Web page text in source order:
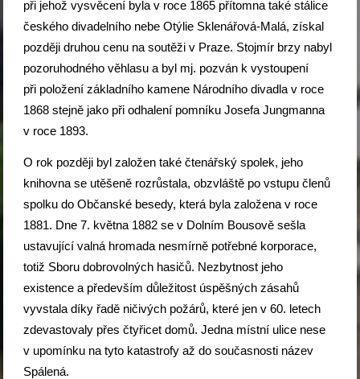
při jehož vysvěcení byla v roce 1865 přítomna také stálice
českého divadelního nebe Otýlie Sklenářová-Malá, získal
později druhou cenu na soutěži v Praze. Stojmír brzy nabyl
pozoruhodného věhlasu a byl mj. pozván k vystoupení
při položení základního kamene Národního divadla v roce
1868 stejně jako při odhalení pomníku Josefa Jungmanna
v roce 1893.
O rok později byl založen také čtenářský spolek, jeho
knihovna se utěšeně rozrůstala, obzvláště po vstupu členů
spolku do Občanské besedy, která byla založena v roce
1881. Dne 7. května 1882 se v Dolním Bousově sešla
ustavující valná hromada nesmírně potřebné korporace,
totiž Sboru dobrovolných hasičů. Nezbytnost jeho
existence a především důležitost úspěšných zásahů
vyvstala díky řadě ničivých požárů, které jen v 60. letech
zdevastovaly přes čtyřicet domů. Jedna místní ulice nese
v upomínku na tyto katastrofy až do současnosti název
Spálená.